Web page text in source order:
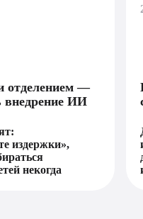
отделением —
внедрение ИИ
издержки»,
некогда